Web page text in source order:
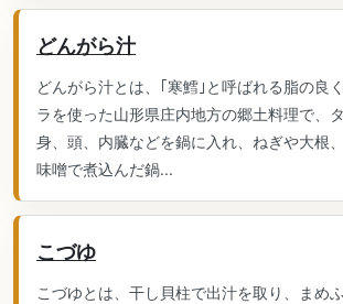
どんがら汁
どんがら汁とは、｢寒鱈｣と呼ばれる脂の良
ラを使った山形県庄内地方の郷土料理で、
身、頭、内臓などを鍋に入れ、ねぎや大根
味噌で煮込んだ鍋...
こづゆ
こづゆとは、干し貝柱で出汁を取り、まめ